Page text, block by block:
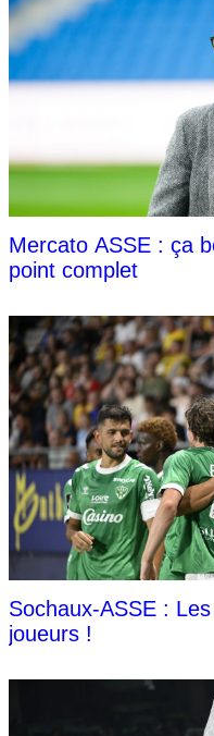
Mercato ASSE : ça
point complet
Sochaux-ASSE :
joueurs !